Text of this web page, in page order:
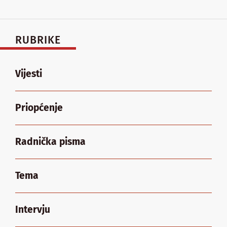
RUBRIKE
Vijesti
Priopćenje
Radnička pisma
Tema
Intervju